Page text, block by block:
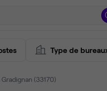
Type de
(33170)